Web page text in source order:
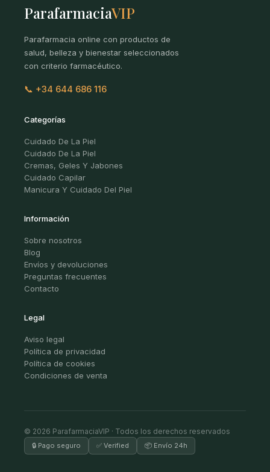
ParafarmaciaVIP
Parafarmacia online con productos de
salud, belleza y bienestar seleccionados
con criterio farmacéutico.
📞 +34 644 686 116
Categorías
Cuidado De La Piel
Cuidado De La Piel
Cremas, Geles Y Jabones
Cuidado Capilar
Manicura Y Cuidado Del Piel
Información
Sobre nosotros
Blog
Envíos y devoluciones
Preguntas frecuentes
Contacto
Legal
Aviso legal
Política de privacidad
Política de cookies
Condiciones de venta
© 2026 ParafarmaciaVIP · Todos los derechos reservados
🔒 Pago seguro ✅ Verified 📦 Envío 24h